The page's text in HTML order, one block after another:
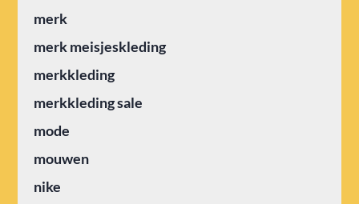
merk
merk meisjeskleding
merkkleding
merkkleding sale
mode
mouwen
nike